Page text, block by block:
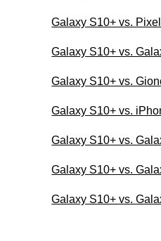
Galaxy S10+ vs.
Galaxy S10+ vs.
Galaxy S10+ vs.
Galaxy S10+ vs.
Galaxy S10+ vs.
Galaxy S10+ vs.
Galaxy S10+ vs.